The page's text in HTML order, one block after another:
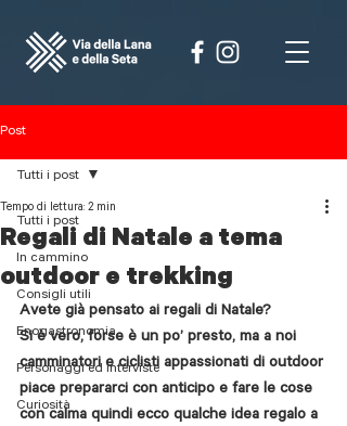
Post
Tutti i post
In cammino
Consigli utili
Enogastronomia
Personaggi ed interviste
Curiosità
Tutti i post
Regali di Natale a tema
outdoor e trekking
Tempo di lettura: 2 min
Avete già pensato ai regali di Natale?
Si è vero, forse è un po’ presto, ma a noi
camminatori e ciclisti appassionati di outdoor
piace prepararci con anticipo e fare le cose
con calma quindi ecco qualche idea regalo a